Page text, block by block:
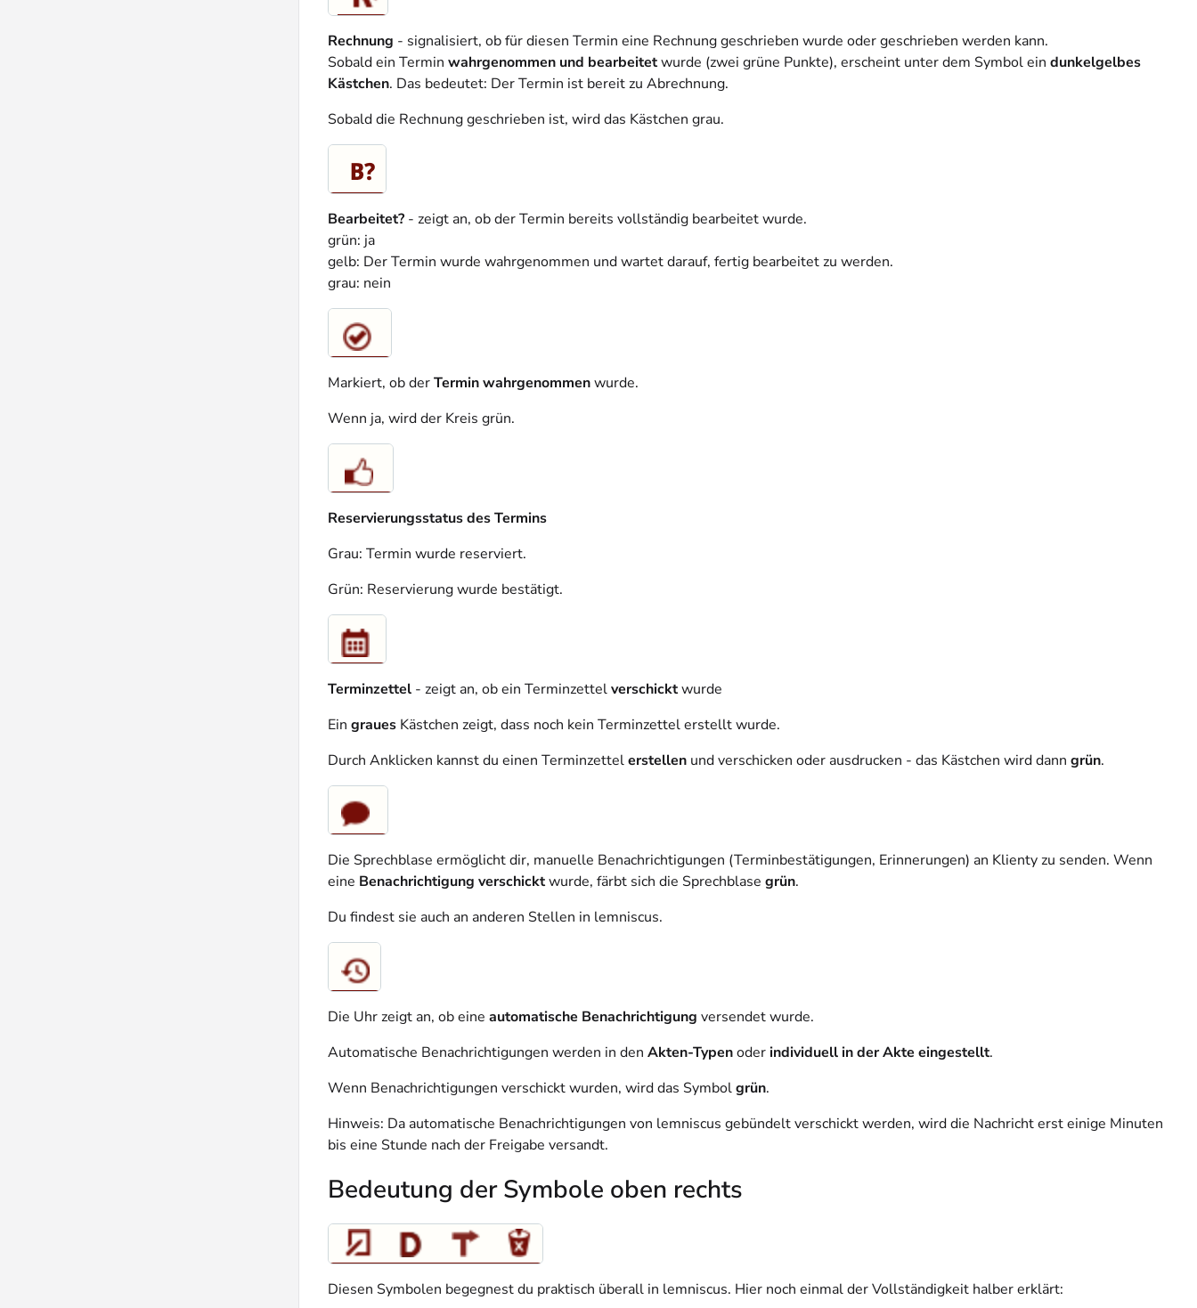
Rechnung - signalisiert, ob für diesen Termin eine Rechnung geschrieben wurde oder geschrieben werden kann.
Sobald ein Termin wahrgenommen und bearbeitetwurde (zwei grüne Punkte), erscheint unter dem Symbol ein dunkelgelbes
Kästchen. Das bedeutet: Der Termin ist bereit zu Abrechnung.
Sobald die Rechnung geschrieben ist, wird das Kästchen grau.
Bearbeitet? - zeigt an, ob der Termin bereits vollständig bearbeitet wurde.
grün: ja
gelb: Der Termin wurde wahrgenommen und wartet darauf, fertig bearbeitet zu werden.
grau: nein
Markiert, ob derTermin wahrgenommenwurde.
Wenn ja, wird der Kreis grün.
Reservierungsstatus des Termins
Grau: Termin wurde reserviert.
Grün: Reservierung wurde bestätigt.
Terminzettel - zeigt an, ob ein Terminzettelverschicktwurde
Ein graues Kästchen zeigt, dass noch kein Terminzettel erstellt wurde.
Durch Anklicken kannst du einen Terminzettelerstellen und verschicken oder ausdrucken - das Kästchen wird dann grün.
Die Sprechblase ermöglicht dir, manuelle Benachrichtigungen (Terminbestätigungen, Erinnerungen) an Klienty zu senden. Wenn
eine Benachrichtigung verschicktwurde, färbt sich die Sprechblase grün.
Du findest sie auch an anderen Stellen in lemniscus.
Die Uhr zeigt an, ob eine automatische Benachrichtigung versendet wurde.
Automatische Benachrichtigungen werden in den Akten-Typenoder individuell in der Akte eingestellt.
Wenn Benachrichtigungen verschickt wurden, wird das Symbolgrün.
Hinweis: Da automatische Benachrichtigungen von lemniscus gebündelt verschickt werden, wird die Nachricht erst einige Minuten
bis eine Stunde nach der Freigabe versandt.
Bedeutung der Symbole oben rechts
Diesen Symbolen begegnest du praktisch überall in lemniscus. Hier noch einmal der Vollständigkeit halber erklärt: